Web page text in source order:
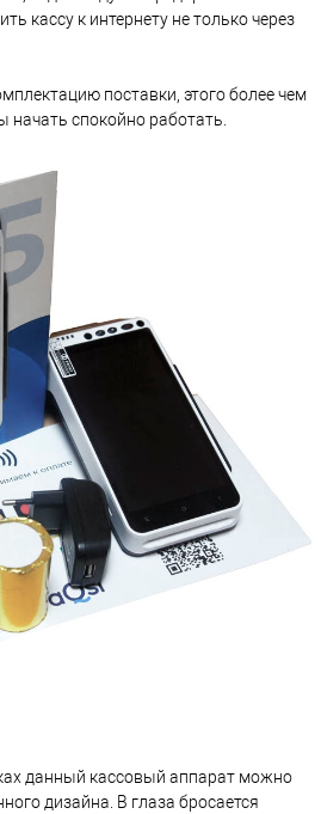
кассу к интернету не только через
поставки, этого более чем
начать спокойно работать.
данный кассовый аппарат можно
дизайна. В глаза бросается